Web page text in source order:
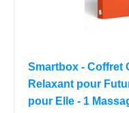
Smartbox - Coffret
Relaxant pour
pour Elle - 1